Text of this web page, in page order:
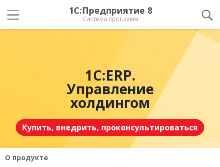
1С:Предприятие 8
Система программ
1С:ERP.
Управление
холдингом
Купить, внедрить, проконсультироваться
О продукте